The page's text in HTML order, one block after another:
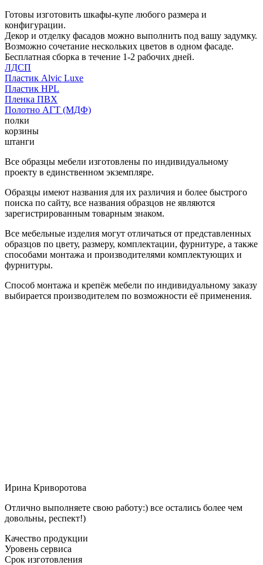
Готовы изготовить шкафы-купе любого размера и
конфигурации.
Декор и отделку фасадов можно выполнить под вашу задумку.
Возможно сочетание нескольких цветов в одном фасаде.
Бесплатная сборка в течение 1-2 рабочих дней.
ЛДСП
Пластик Alvic Luxe
Пластик HPL
Пленка ПВХ
Полотно АГТ (МДФ)
полки
корзины
штанги
Все образцы мебели изготовлены по индивидуальному
проекту в единственном экземпляре.
Образцы имеют названия для их различия и более быстрого
поиска по сайту, все названия образцов не являются
зарегистрированным товарным знаком.
Все мебельные изделия могут отличаться от представленных
образцов по цвету, размеру, комплектации, фурнитуре, а также
способами монтажа и производителями комплектующих и
фурнитуры.
Способ монтажа и крепёж мебели по индивидуальному заказу
выбирается производителем по возможности её применения.
Ирина Криворотова
Отлично выполняете свою работу:) все остались более чем
довольны, респект!)
Качество продукции
Уровень сервиса
Срок изготовления